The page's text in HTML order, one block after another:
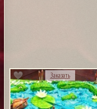
Заказать